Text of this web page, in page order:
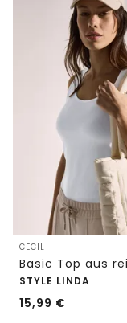
CECIL
STYLE LINDA
15,99 €